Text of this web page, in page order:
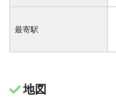
最寄駅
地図